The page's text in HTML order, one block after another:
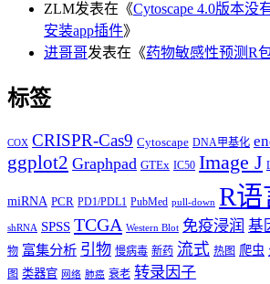
ZLM发表在《Cytoscape 4.0版本没
安装app插件》
进哥哥发表在《药物敏感性预测R
标签
COX CRISPR-Cas9 Cytoscape DNA甲基化
ggplot2 Graphpad GTEx IC50 Image J
miRNA PCR PD1/PDL1 PubMed pull-down R语
shRNA SPSS TCGA Western Blot 免疫浸润 基
物 富集分析 引物 慢病毒 新药 流式 热图 爬虫
图 类器官 网络 肺癌 衰老 转录因子